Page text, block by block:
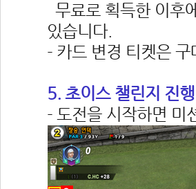
무료로 획득한 이후
있습니다.
- 카드 변경 티켓은
5. 초이스 챌린지 진행
- 도전을 시작하면 미